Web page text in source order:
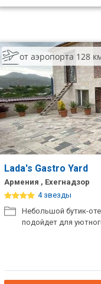
от аэропорта 128
Lada's Gastro Yard
Армения , Ехегнадзор
4 звезды
Небольшой бутик-
подойдет для